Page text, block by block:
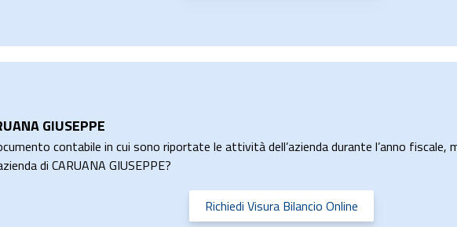
GIUSEPPE
contabile in cui sono riportate le attività dell’azienda durante l’anno fiscale,
di CARUANA GIUSEPPE?
Richiedi Visura Bilancio Online